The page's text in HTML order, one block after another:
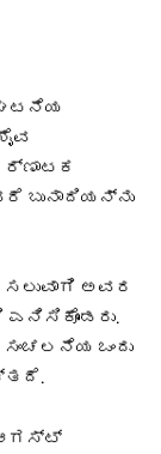
ಬುನಾದಿಯನ್ನು
ಅವರ
ಒಂದು
ಆಗಸ್ಟ್